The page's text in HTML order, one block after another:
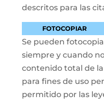
descritos para las
FOTOCOPIAR
Se pueden
siempre y cuando
contenido total de la
para fines de uso
permitido por las